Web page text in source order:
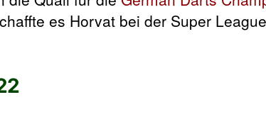
es Horvat bei der Super